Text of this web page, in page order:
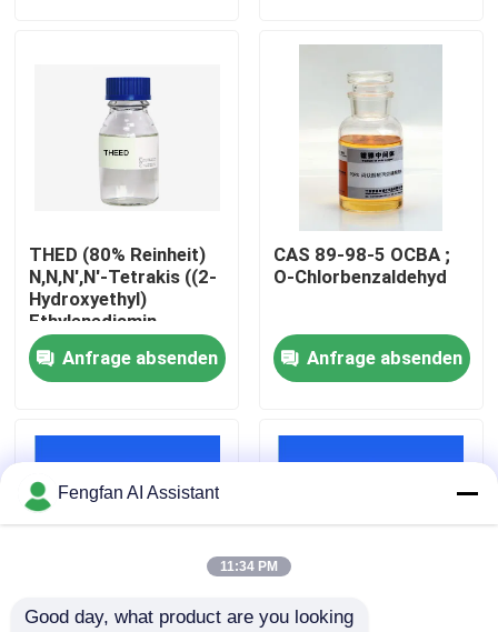
Über uns
Werksbesichtigung
Qualitätskontrolle
Nachrichten
Chemikalien zur Verzinkung
THED (80% Reinheit)
N,N,N',N'-Tetrakis ((2-
Hydroxyethyl)
Ethylenediamin
Anfrage absenden
CAS 89-98-5 OCBA ;
O-Chlorbenzaldehyd
Anfrage absenden
Fengfan AI Assistant
11:34 PM
Good day, what product are you looking